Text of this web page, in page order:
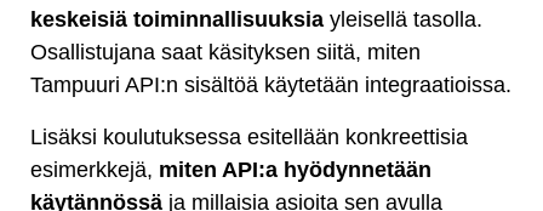
keskeisiä toiminnallisuuksia yleisellä tasolla.
Osallistujana saat käsityksen siitä, miten
Tampuuri API:n sisältöä käytetään integraatioissa.
Lisäksi koulutuksessa esitellään konkreettisia
esimerkkejä, miten API:a hyödynnetään
käytännössä ja millaisia asioita sen avulla